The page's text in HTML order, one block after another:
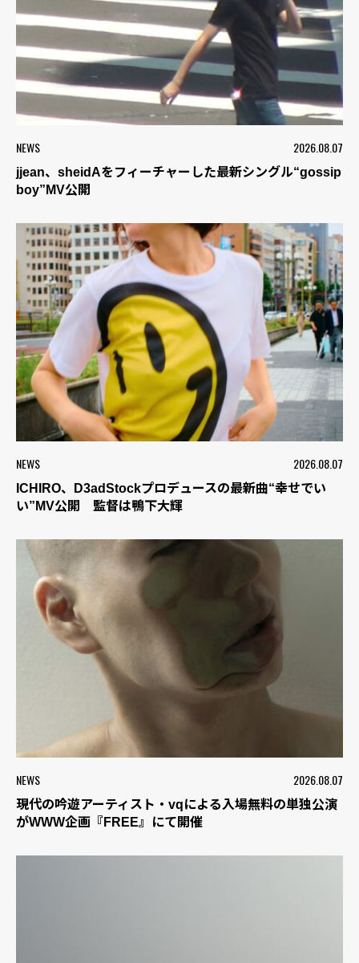
NEWS 2026.08.07
jjean、sheidAをフィーチャーした最新シングル“gossip
boy”MV公開
NEWS 2026.08.07
ICHIRO、D3adStockプロデュースの最新曲“幸せでい
い”MV公開 監督は鴨下大輝
NEWS 2026.08.07
現代の吟遊アーティスト・vqによる入場無料の単独公演
がWWW企画『FREE』にて開催